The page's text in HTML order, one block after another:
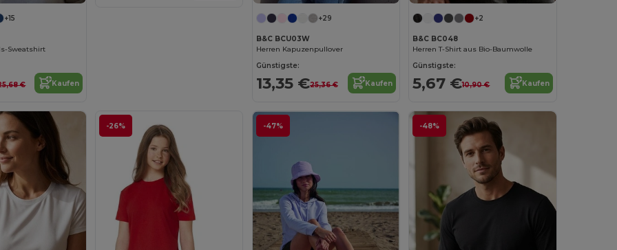
+15
Sweatshirt
€ Kaufen
+29
B&C BCU03W
Herren Kapuzenpullover
Günstigste:
13,35 €25,36 € Kaufen
+2
B&C BC048
Herren T-Shirt aus Bio-Baumwolle
Günstigste:
5,67 €10,90 € Kaufen
-26% -47% -48%